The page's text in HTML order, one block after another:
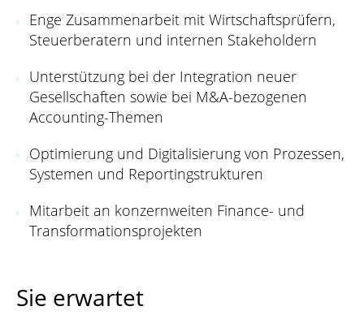
Enge Zusammenarbeit mit Wirtschaftsprüfern,
Steuerberatern und internen Stakeholdern
Unterstützung bei der Integration neuer
Gesellschaften sowie bei M&A-bezogenen
Accounting-Themen
Optimierung und Digitalisierung von Prozessen,
Systemen und Reportingstrukturen
Mitarbeit an konzernweiten Finance- und
Transformationsprojekten
Sie erwartet